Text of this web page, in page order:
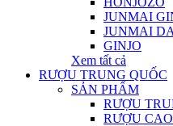
JUNMAI
JUNMAI
GINJO
Xem tất cả
RƯỢU TRUNG QUỐC
SẢN PHẨM
RƯỢU
RƯỢU